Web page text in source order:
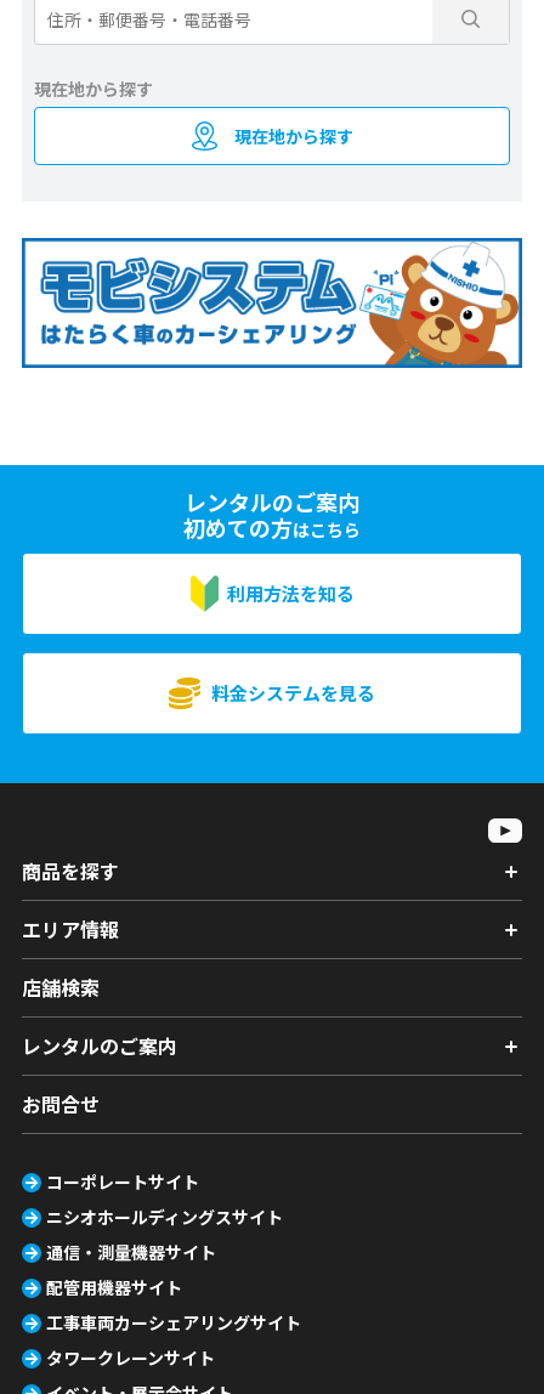
現在地から探す
現在地から探す
レンタルのご案内
初めての方はこちら
利用方法を知る
料金システムを見る
商品を探す
エリア情報
店舗検索
レンタルのご案内
お問合せ
コーポレートサイト
ニシオホールディングスサイト
通信・測量機器サイト
配管用機器サイト
工事車両カーシェアリングサイト
タワークレーンサイト